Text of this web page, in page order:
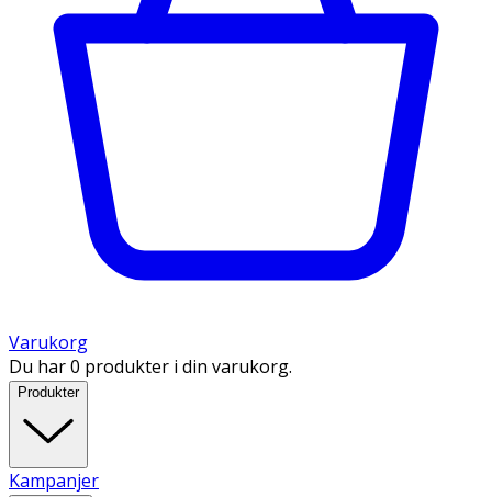
Varukorg
Du har 0 produkter i din varukorg.
Produkter
Kampanjer